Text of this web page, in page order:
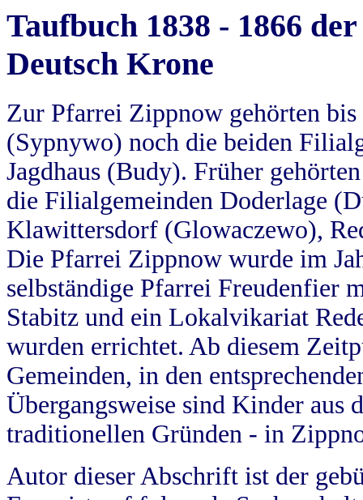
Taufbuch 1838 - 1866
Deutsch Krone
Zur Pfarrei Zippnow gehörten
(Sypnywo) noch die beiden
Jagdhaus (Budy). Früher
die Filialgemeinden Doderlage
Klawittersdorf (Glowaczewo),
Die Pfarrei Zippnow wurde im
selbständige Pfarrei Freudenfier
Stabitz und ein Lokalvikariat
wurden errichtet. Ab diesem
Gemeinden, in den
Übergangsweise sind Kinder aus
traditionellen Gründen - in
Autor dieser Abschrift ist der